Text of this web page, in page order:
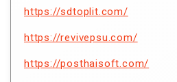
https://sdtoplit.com/
https://revivepsu.com/
https://posthaisoft.com/